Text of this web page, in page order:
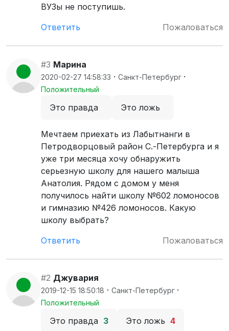
ВУЗы не поступишь.
Ответить
Пожаловаться
#3 Марина
2020-02-27 14:58:33 · Санкт-Петербург ·
Положительный
Это правда Это ложь
Мечтаем приехать из Лабытнанги в
Петродворцовый район С.-Петербурга и я
уже три месяца хочу обнаружить
серьезную школу для нашего малыша
Анатолия. Рядом с домом у меня
получилось найти школу №602 ломоносов
и гимназию №426 ломоносов. Какую
школу выбрать?
Ответить
Пожаловаться
#2 Джувария
2019-12-15 18:50:18 · Санкт-Петербург ·
Положительный
Это правда 3 Это ложь 4